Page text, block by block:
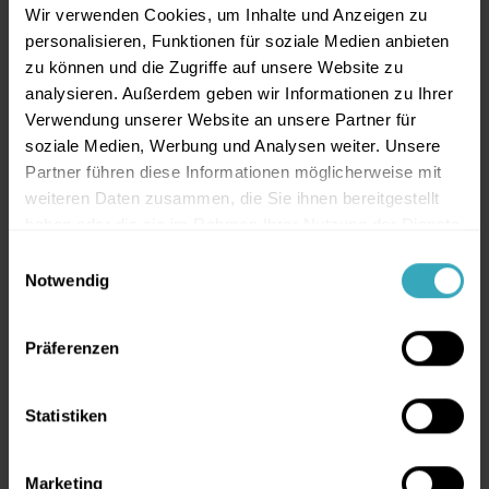
Wir verwenden Cookies, um Inhalte und Anzeigen zu
personalisieren, Funktionen für soziale Medien anbieten
zu können und die Zugriffe auf unsere Website zu
analysieren. Außerdem geben wir Informationen zu Ihrer
Verwendung unserer Website an unsere Partner für
soziale Medien, Werbung und Analysen weiter. Unsere
Partner führen diese Informationen möglicherweise mit
weiteren Daten zusammen, die Sie ihnen bereitgestellt
who may receive and
Notwendig
Präferenzen
Statistiken
Marketing
Unsere allgemeinen Leistungen
Folgende Leistungen werden in der Regel von
sofern die Notwendigkeit medizinische
begründet werden kann. Da es zwischen den
Krankenkassen Leistungsunterschiede geben
kann, werden wir Sie entsprechend aufklären,
sollte eine Leistung nicht zum Leistungsumfang
Ihrer Krankenkasse gehören!
Allgemeine Kinderheilkunde -